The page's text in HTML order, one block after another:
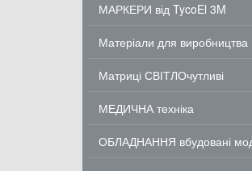
МАРКЕРИ від TycoEl 3M
Матеріали для
Матриці СВІТЛОчутливі
МЕДИЧНА техніка
ОБЛАДНАННЯ вбудовані